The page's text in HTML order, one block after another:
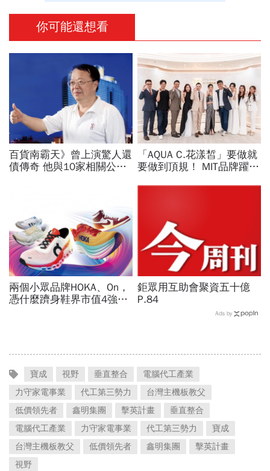
你可能還想看
百貨南霸天》曾上演驚人還
債傳奇 他與10家相關公司
「AQUA C.花漾皙」要做就
要做到頂規！ MIT品牌躍上
兩個小眾品牌HOKA、On，
憑什麼躋身鞋界市值4強、
鉅眾用互助會聚資五十億
P.84
Ads by
寶成 視野 垂直整合
電腦代工產業
力守家電事業
代工第三勢力
台灣主機板教父
低價領先者
鑫明集團 擊英計畫
垂直整合
電腦代工產業
力守家電事業 代工第三勢力
寶成
台灣主機板教父
低價領先者 鑫明集團
擊英計畫
視野